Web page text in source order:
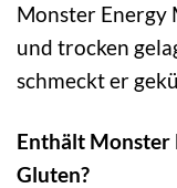
Monster Energy
und trocken
schmeckt er
Enthält Monster
Gluten?